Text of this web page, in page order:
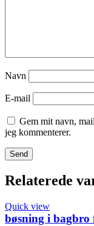
Navn
E-mail
Gem mit navn,
jeg kommenterer.
Relaterede
Quick view
bøsning i bagbro